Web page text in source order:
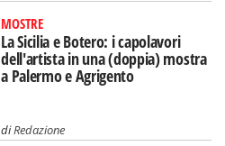
MOSTRE
La Sicilia e Botero: i capolavori
dell'artista in una (doppia) mostra
a Palermo e Agrigento
diRedazione